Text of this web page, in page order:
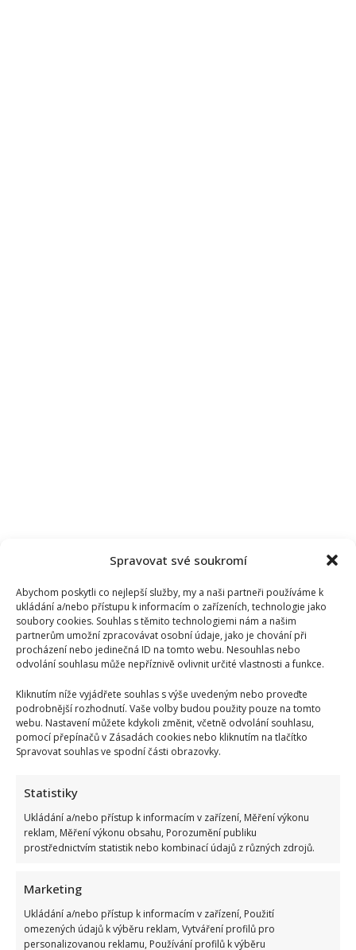
Spravovat své soukromí
Abychom poskytli co nejlepší služby, my a naši partneři používáme k
ukládání a/nebo přístupu k informacím o zařízeních, technologie jako
soubory cookies. Souhlas s těmito technologiemi nám a našim
partnerům umožní zpracovávat osobní údaje, jako je chování při
procházení nebo jedinečná ID na tomto webu. Nesouhlas nebo
odvolání souhlasu může nepříznivě ovlivnit určité vlastnosti a funkce.
Kliknutím níže vyjádřete souhlas s výše uvedeným nebo proveďte
podrobnější rozhodnutí. Vaše volby budou použity pouze na tomto
webu. Nastavení můžete kdykoli změnit, včetně odvolání souhlasu,
pomocí přepínačů v Zásadách cookies nebo kliknutím na tlačítko
Spravovat souhlas ve spodní části obrazovky.
Statistiky
Ukládání a/nebo přístup k informacím v zařízení, Měření výkonu
reklam, Měření výkonu obsahu, Porozumění publiku
prostřednictvím statistik nebo kombinací údajů z různých zdrojů.
Marketing
Ukládání a/nebo přístup k informacím v zařízení, Použití
omezených údajů k výběru reklam, Vytváření profilů pro
personalizovanou reklamu, Používání profilů k výběru